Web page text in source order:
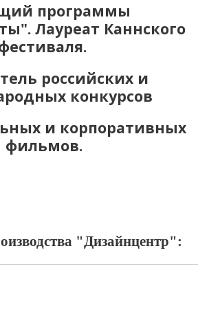
программы
Лауреат Каннского
российских и
конкурсов
и корпоративных
фильмов.
"Дизайнцентр":